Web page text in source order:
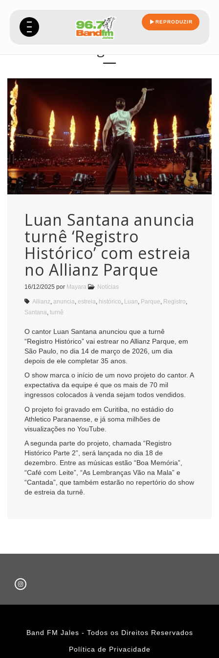
REPRODUZIR
Luan Santana anuncia
turnê ‘Registro
Histórico’ com estreia
no Allianz Parque
16/12/2025 por Mayara Notícias
Allianz anuncia estreia histórico Luan Parque Registro
Santana turnê
O cantor Luan Santana anunciou que a turnê
“Registro Histórico” vai estrear no Allianz Parque, em
São Paulo, no dia 14 de março de 2026, um dia
depois de ele completar 35 anos.
O show marca o início de um novo projeto do cantor. A
expectativa da equipe é que os mais de 70 mil
ingressos colocados à venda sejam todos vendidos.
O projeto foi gravado em Curitiba, no estádio do
Athletico Paranaense, e já soma milhões de
visualizações no YouTube.
A segunda parte do projeto, chamada “Registro
Histórico Parte 2”, será lançada no dia 18 de
dezembro. Entre as músicas estão “Boa Memória”,
“Café com Leite”, “As Lembranças Vão na Mala” e
“Cantada”, que também estarão no repertório do show
de estreia da turnê.
Band FM Jales - Todos os Direitos Reservados
Política de Privacidade